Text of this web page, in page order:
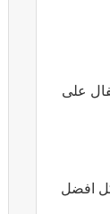
على
افضل